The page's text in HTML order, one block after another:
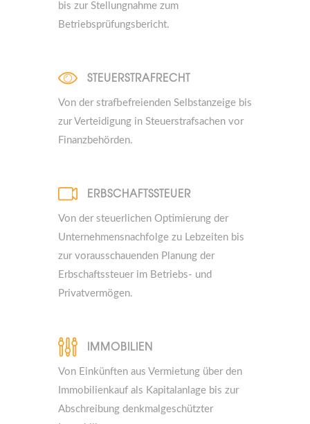
bis zur Stellungnahme zum
Betriebsprüfungsbericht.
STEUERSTRAFRECHT
Von der strafbefreienden Selbstanzeige bis
zur Verteidigung in Steuerstrafsachen vor
Finanzbehörden.
ERBSCHAFTSSTEUER
Von der steuerlichen Optimierung der
Unternehmensnachfolge zu Lebzeiten bis
zur vorausschauenden Planung der
Erbschaftssteuer im Betriebs- und
Privatvermögen.
IMMOBILIEN
Von Einkünften aus Vermietung über den
Immobilienkauf als Kapitalanlage bis zur
Abschreibung denkmalgeschützter